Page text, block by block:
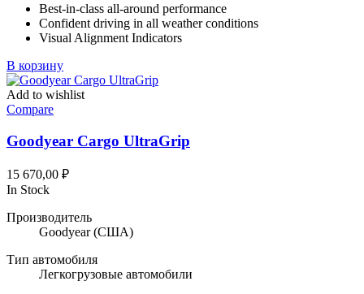
124,58 ₽.
Best-in-class all-around performance
Confident driving in all weather conditions
Visual Alignment Indicators
В корзину
Add to wishlist
Compare
Goodyear Cargo UltraGrip
15 670,00 ₽
In Stock
Производитель
Goodyear(США)
Тип автомобиля
Легкогрузовые автомобили